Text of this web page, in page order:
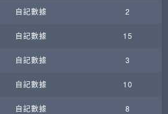
自記數據 2
自記數據 15
自記數據 3
自記數據 10
自記數據 8